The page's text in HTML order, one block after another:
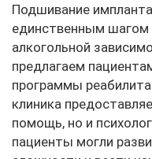
Подшивание
единственным шагом
алкогольной
предлагаем
программы
клиника
помощь, но и
пациенты могли